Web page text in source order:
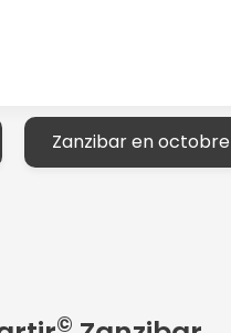
Zanzibar en octobre
©